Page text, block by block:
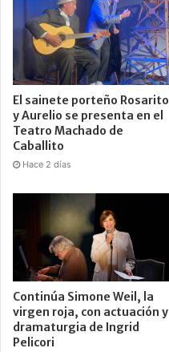
El sainete porteño Rosarito
y Aurelio se presenta en el
Teatro Machado de
Caballito
Hace 2 días
Continúa Simone Weil, la
virgen roja, con actuación y
dramaturgia de Ingrid
Pelicori